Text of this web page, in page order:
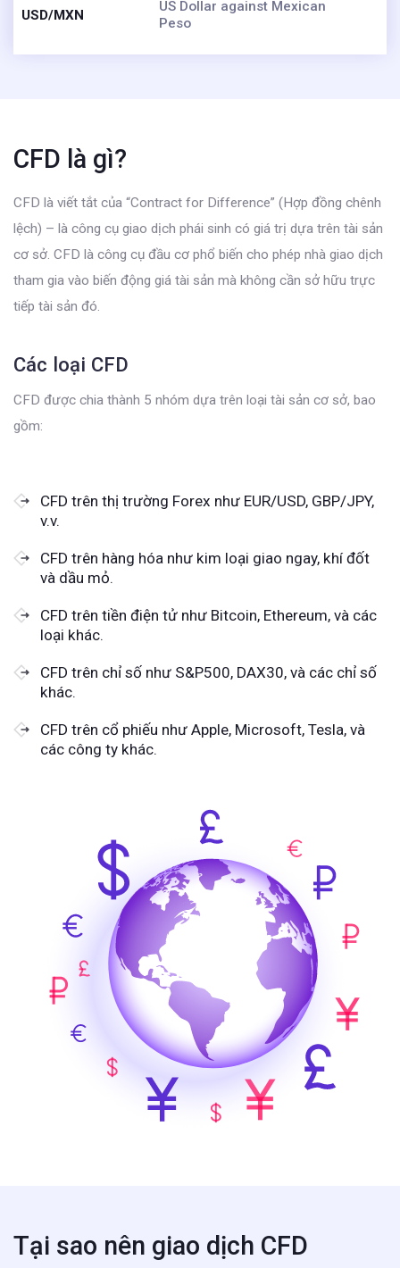
USD/MXN
US Dollar against Mexican
Peso
CFD là gì?
CFD là viết tắt của “Contract for Difference” (Hợp đồng chênh
lệch) – là công cụ giao dịch phái sinh có giá trị dựa trên tài sản
cơ sở. CFD là công cụ đầu cơ phổ biến cho phép nhà giao dịch
tham gia vào biến động giá tài sản mà không cần sở hữu trực
tiếp tài sản đó.
Các loại CFD
CFD được chia thành 5 nhóm dựa trên loại tài sản cơ sở, bao
gồm:
CFD trên thị trường Forex như EUR/USD, GBP/JPY,
v.v.
CFD trên hàng hóa như kim loại giao ngay, khí đốt
và dầu mỏ.
CFD trên tiền điện tử như Bitcoin, Ethereum, và các
loại khác.
CFD trên chỉ số như S&P500, DAX30, và các chỉ số
khác.
CFD trên cổ phiếu như Apple, Microsoft, Tesla, và
các công ty khác.
Tại sao nên giao dịch CFD